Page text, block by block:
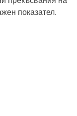
показател.